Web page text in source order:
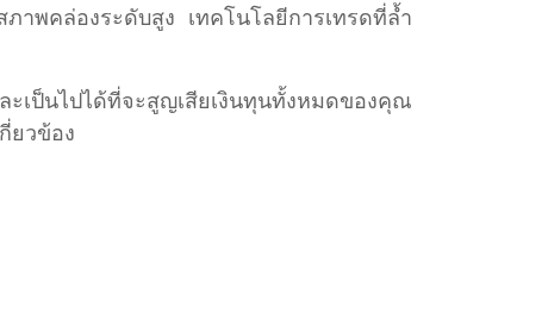
าพคล่องระดับสูง เทคโนโลยีการเทรดที่ล้ำ
ป็นไปได้ที่จะสูญเสียเงินทุนทั้งหมดของคุณ
ยวข้อง